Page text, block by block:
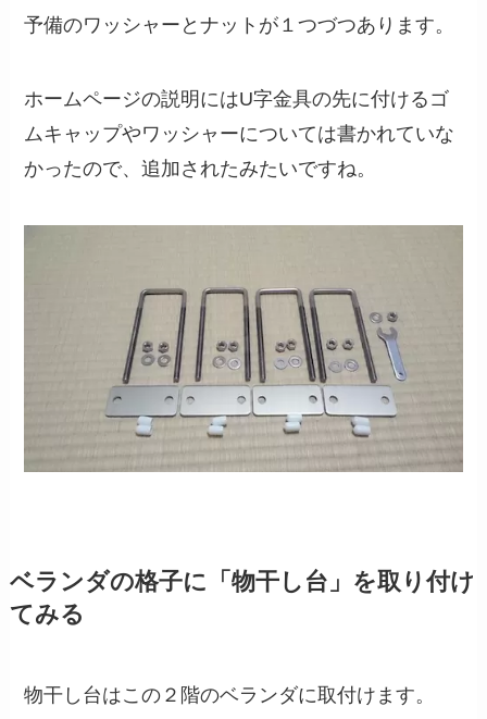
予備のワッシャーとナットが１つづつあります。
ホームページの説明にはU字金具の先に付けるゴ
ムキャップやワッシャーについては書かれていな
かったので、追加されたみたいですね。
ベランダの格子に「物干し台」を取り付け
てみる
物干し台はこの２階のベランダに取付けます。